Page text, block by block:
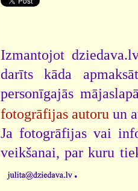
Izmantojot
darīts kāda
personīgajās
fotogrāfijas autoru un
Ja fotogrāfijas vai
veikšanai, par kuru
.